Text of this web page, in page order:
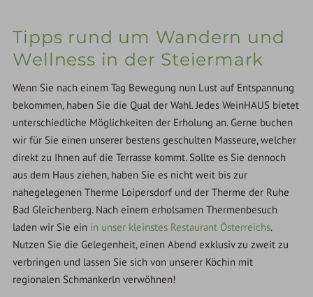
Tipps rund um Wandern und
Wellness in der Steiermark
Wenn Sie nach einem Tag Bewegung nun Lust auf Entspannung
bekommen, haben Sie die Qual der Wahl. Jedes WeinHAUS bietet
unterschiedliche Möglichkeiten der Erholung an. Gerne buchen
wir für Sie einen unserer bestens geschulten Masseure, welcher
direkt zu Ihnen auf die Terrasse kommt. Sollte es Sie dennoch
aus dem Haus ziehen, haben Sie es nicht weit bis zur
nahegelegenen Therme Loipersdorf und der Therme der Ruhe
Bad Gleichenberg. Nach einem erholsamen Thermenbesuch
laden wir Sie ein in unser kleinstes Restaurant Österreichs.
Nutzen Sie die Gelegenheit, einen Abend exklusiv zu zweit zu
verbringen und lassen Sie sich von unserer Köchin mit
regionalen Schmankerln verwöhnen!